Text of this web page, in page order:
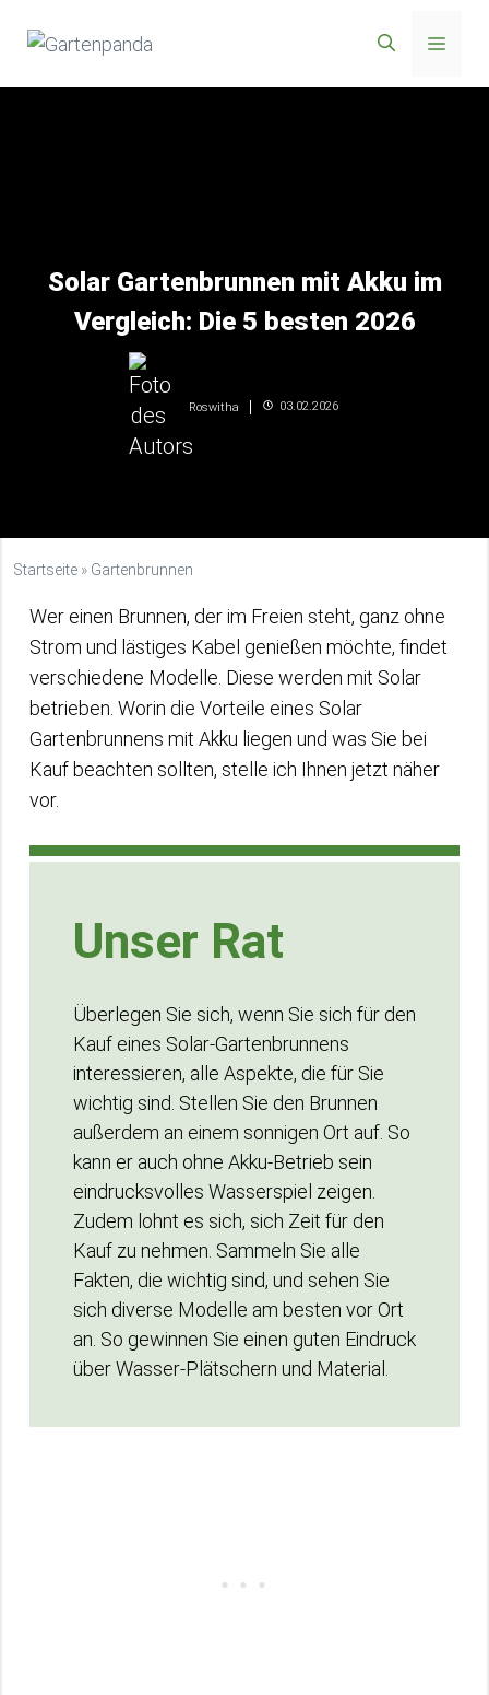
Inhalt
Menü
Solar Gartenbrunnen mit Akku im
Vergleich: Die 5 besten 2026
Roswitha 03.02.2026
Startseite » Gartenbrunnen
Wer einen Brunnen, der im Freien steht, ganz ohne
Strom und lästiges Kabel genießen möchte, findet
verschiedene Modelle. Diese werden mit Solar
betrieben. Worin die Vorteile eines Solar
Gartenbrunnens mit Akku liegen und was Sie bei
Kauf beachten sollten, stelle ich Ihnen jetzt näher
vor.
Unser Rat
Überlegen Sie sich, wenn Sie sich für den
Kauf eines Solar-Gartenbrunnens
interessieren, alle Aspekte, die für Sie
wichtig sind. Stellen Sie den Brunnen
außerdem an einem sonnigen Ort auf. So
kann er auch ohne Akku-Betrieb sein
eindrucksvolles Wasserspiel zeigen.
Zudem lohnt es sich, sich Zeit für den
Kauf zu nehmen. Sammeln Sie alle
Fakten, die wichtig sind, und sehen Sie
sich diverse Modelle am besten vor Ort
an. So gewinnen Sie einen guten Eindruck
über Wasser-Plätschern und Material.